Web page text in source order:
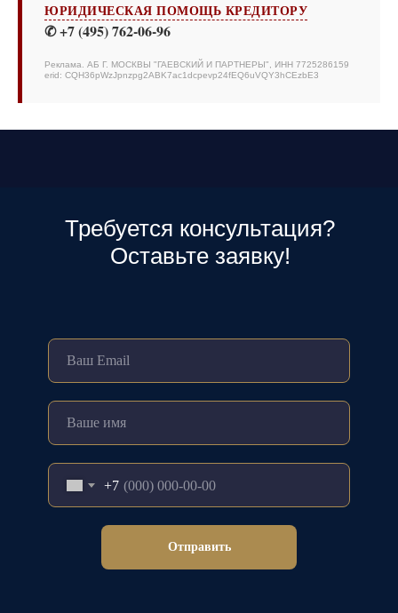
ЮРИДИЧЕСКАЯ ПОМОЩЬ КРЕДИТОРУ
✆ +7 (495) 762-06-96
Реклама. АБ Г. МОСКВЫ "ГАЕВСКИЙ И ПАРТНЕРЫ", ИНН 7725286159
erid: CQH36pWzJpnzpg2ABK7ac1dcpevp24fEQ6uVQY3hCEzbE3
Требуется консультация?
Оставьте заявку!
+7
Отправить